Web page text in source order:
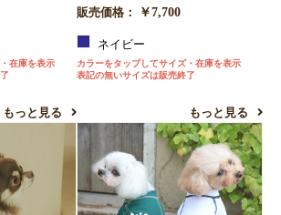
在庫を表示
もっと見る
販売価格：
￥7,700
ネイビー
カラーをタップしてサイズ・在庫を表示
表記の無いサイズは販売終了
もっと見る